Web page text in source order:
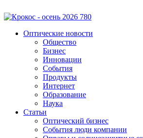
Оптические новости
Общество
Бизнес
Инновации
События
Продукты
Интернет
Образование
Наука
Статьи
Оптический бизнес
События люди компании